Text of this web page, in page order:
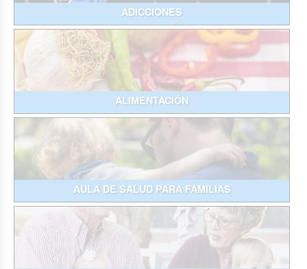
ADICCIONES
ALIMENTACIÓN
AULA DE SALUD PARA FAMILIAS